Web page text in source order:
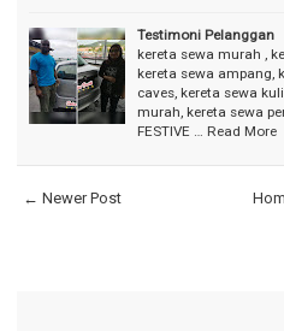
Testimoni Pelanggan
kereta sewa murah ,
kereta sewa ampang,
caves, kereta sewa
murah, kereta sewa
FESTIVE …
Read More
← Newer Post